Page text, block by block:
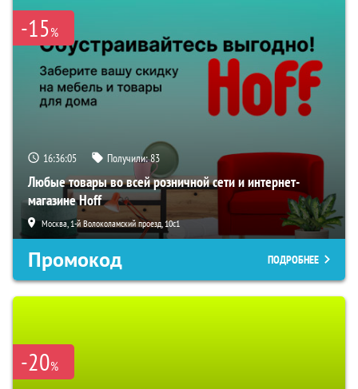
-15%
16:36:03 Получили:83
Любые товары во всей розничной сети и интернет-
магазине Hoff
Москва, 1-й Волоколамский проезд, 10с1
Промокод ПОДРОБНЕЕ
-20%